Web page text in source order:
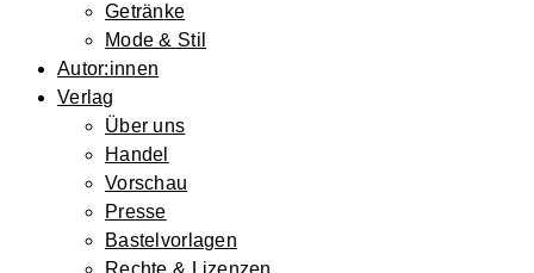
Getränke
Mode & Stil
Autor:innen
Verlag
Über uns
Handel
Vorschau
Presse
Bastelvorlagen
Rechte & Lizenzen